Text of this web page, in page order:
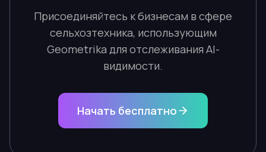
Присоединяйтесь к бизнесам в сфере
сельхозтехника, использующим
Geometrika для отслеживания AI-
видимости.
Начать бесплатно